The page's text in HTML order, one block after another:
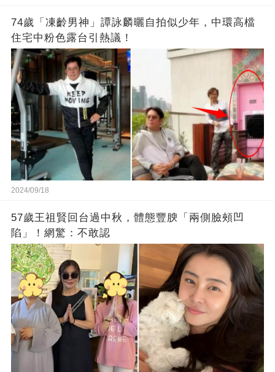
74歲「凍齡男神」譚詠麟曬自拍似少年，中環高檔
住宅中粉色露台引熱議！
2024/09/18
57歲王祖賢回台過中秋，體態豐腴「兩側臉頰凹
陷」！網驚：不敢認